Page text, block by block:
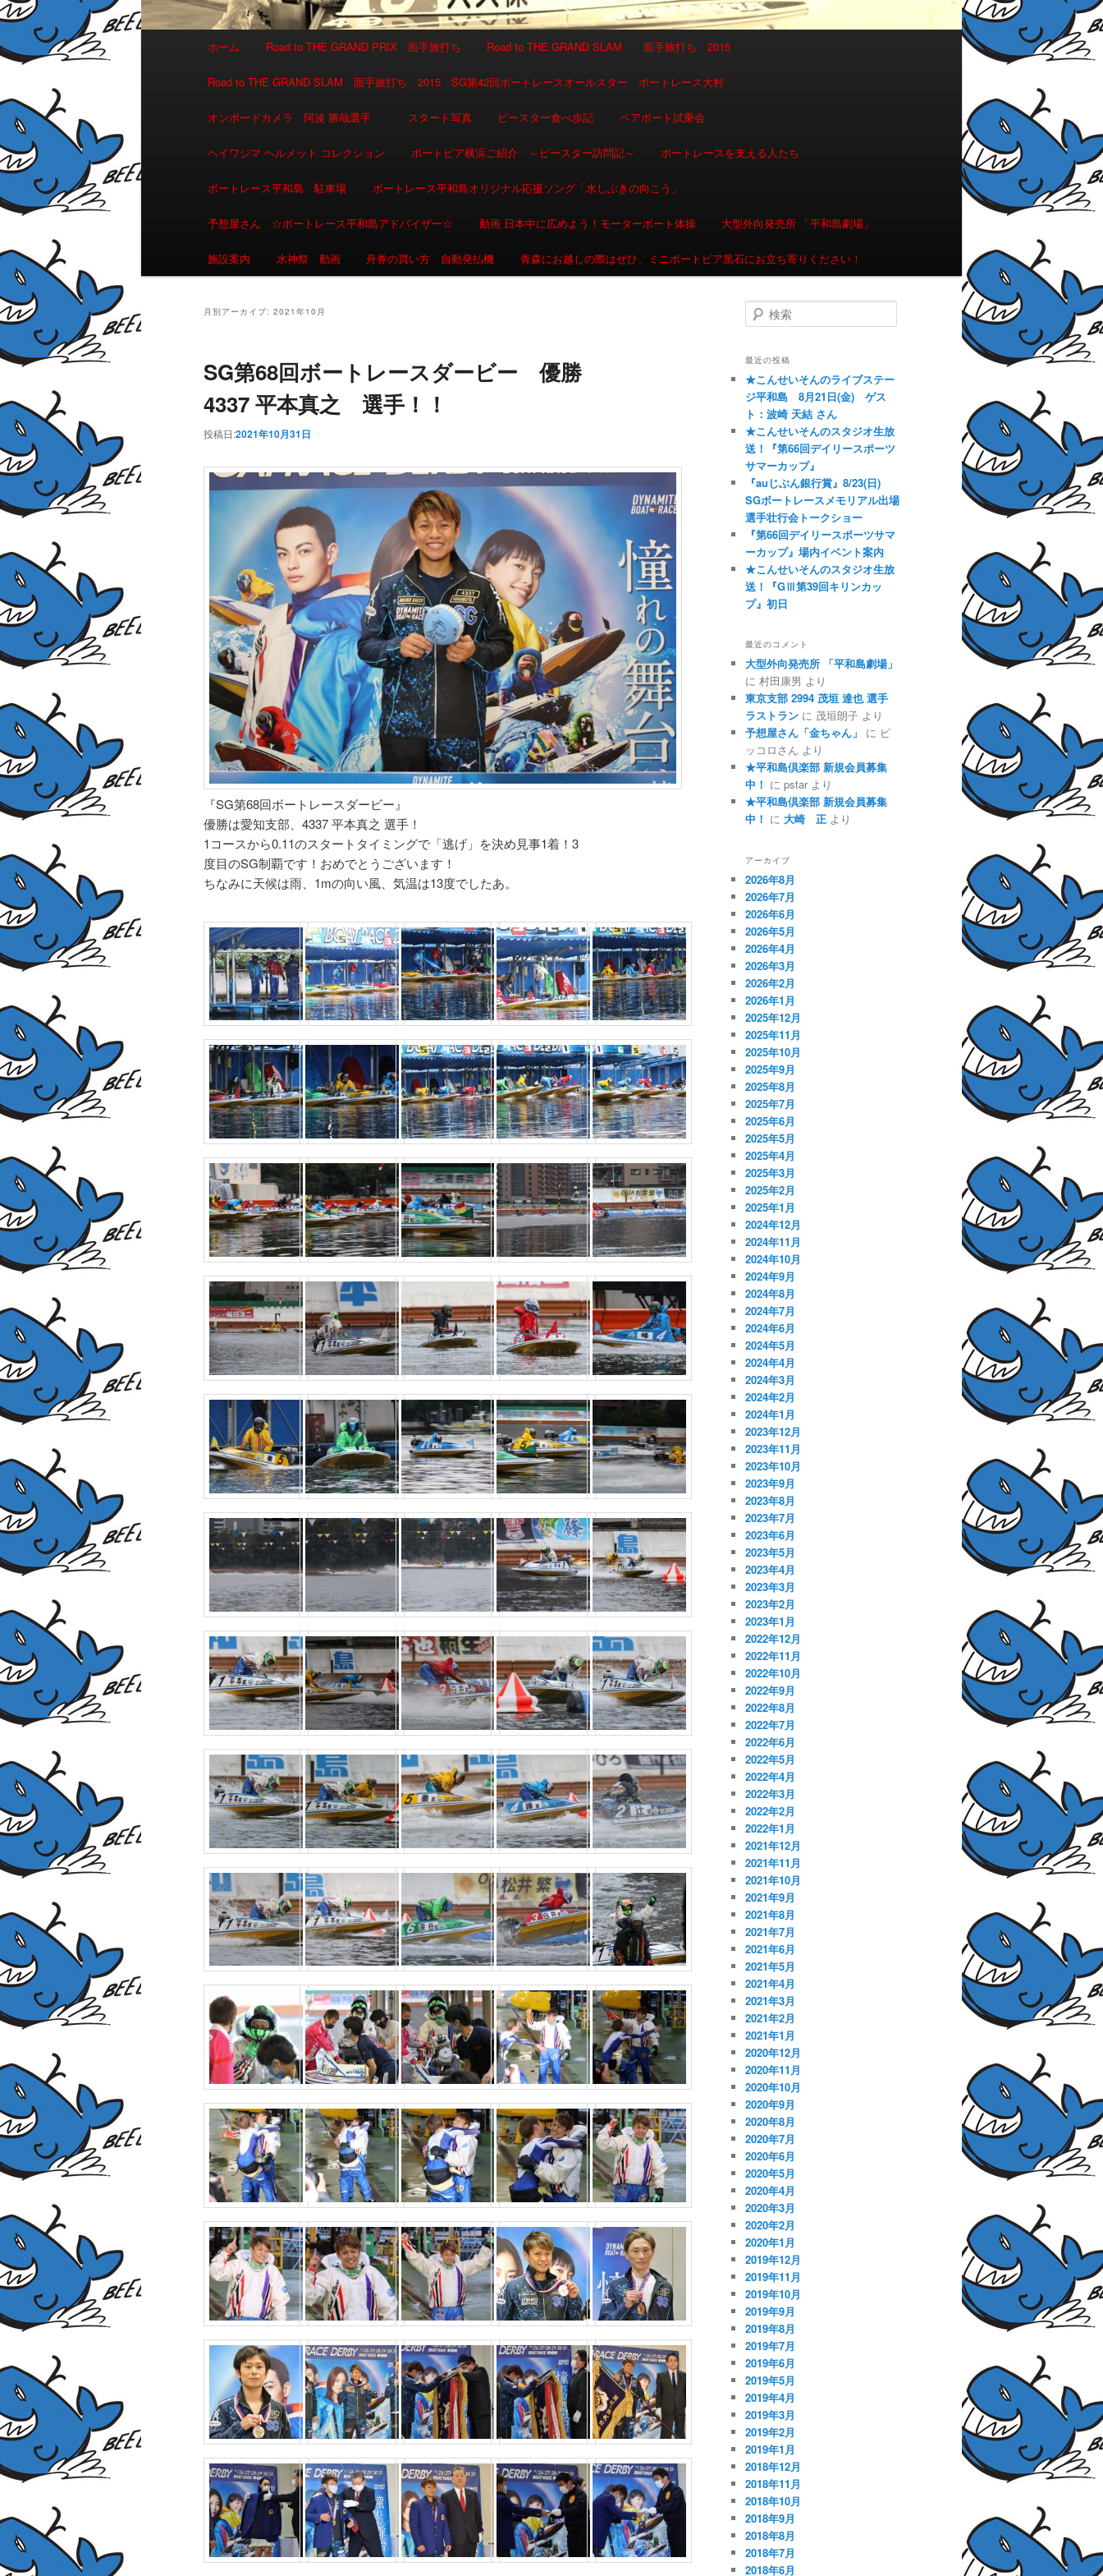
メインコンテンツへ移動
サブコンテンツへ移動
ホーム Road to THE GRAND PRIX 面手旅打ち Road to THE GRAND SLAM 面手旅打ち 2015
Road to THE GRAND SLAM 面手旅打ち 2015 SG第42回ボートレースオールスター ボートレース大村
オンボードカメラ 阿波 勝哉選手 スタート写真 ピースター食べ歩記 ペアボート試乗会
ヘイワジマ ヘルメット コレクション ボートピア横浜ご紹介 ～ピースター訪問記～ ボートレースを支える人たち
ボートレース平和島 駐車場 ボートレース平和島オリジナル応援ソング「水しぶきの向こう」
予想屋さん ☆ボートレース平和島アドバイザー☆ 動画 日本中に広めよう！モーターボート体操 大型外向発売所 「平和島劇場」
施設案内 水神祭 動画 舟券の買い方 自動発払機 青森にお越しの際はぜひ、ミニボートピア黒石にお立ち寄りください！
月別アーカイブ: 2021年10月
SG第68回ボートレースダービー 優勝
4337 平本真之 選手！！
投稿日:2021年10月31日
『SG第68回ボートレースダービー』
優勝は愛知支部、4337 平本真之 選手！
1コースから0.11のスタートタイミングで「逃げ」を決め見事1着！3
度目のSG制覇です！おめでとうございます！
ちなみに天候は雨、1mの向い風、気温は13度でしたあ。
検索
最近の投稿
★こんせいそんのライブステー
ジ平和島 8月21日(金) ゲス
ト：波崎 天結 さん
★こんせいそんのスタジオ生放
送！『第66回デイリースポーツ
サマーカップ』
『auじぶん銀行賞』8/23(日)
SGボートレースメモリアル出場
選手壮行会トークショー
『第66回デイリースポーツサマ
ーカップ』場内イベント案内
★こんせいそんのスタジオ生放
送！『GⅢ第39回キリンカッ
プ』初日
最近のコメント
大型外向発売所 「平和島劇場」
に 村田康男 より
東京支部 2994 茂垣 達也 選手
ラストラン に 茂垣朗子 より
予想屋さん「金ちゃん」
に ピ
ッコロさん より
★平和島倶楽部 新規会員募集
中！ に pstar より
★平和島倶楽部 新規会員募集
中！ に 大崎 正 より
アーカイブ
2026年8月
2026年7月
2026年6月
2026年5月
2026年4月
2026年3月
2026年2月
2026年1月
2025年12月
2025年11月
2025年10月
2025年9月
2025年8月
2025年7月
2025年6月
2025年5月
2025年4月
2025年3月
2025年2月
2025年1月
2024年12月
2024年11月
2024年10月
2024年9月
2024年8月
2024年7月
2024年6月
2024年5月
2024年4月
2024年3月
2024年2月
2024年1月
2023年12月
2023年11月
2023年10月
2023年9月
2023年8月
2023年7月
2023年6月
2023年5月
2023年4月
2023年3月
2023年2月
2023年1月
2022年12月
2022年11月
2022年10月
2022年9月
2022年8月
2022年7月
2022年6月
2022年5月
2022年4月
2022年3月
2022年2月
2022年1月
2021年12月
2021年11月
2021年10月
2021年9月
2021年8月
2021年7月
2021年6月
2021年5月
2021年4月
2021年3月
2021年2月
2021年1月
2020年12月
2020年11月
2020年10月
2020年9月
2020年8月
2020年7月
2020年6月
2020年5月
2020年4月
2020年3月
2020年2月
2020年1月
2019年12月
2019年11月
2019年10月
2019年9月
2019年8月
2019年7月
2019年6月
2019年5月
2019年4月
2019年3月
2019年2月
2019年1月
2018年12月
2018年11月
2018年10月
2018年9月
2018年8月
2018年7月
2018年6月